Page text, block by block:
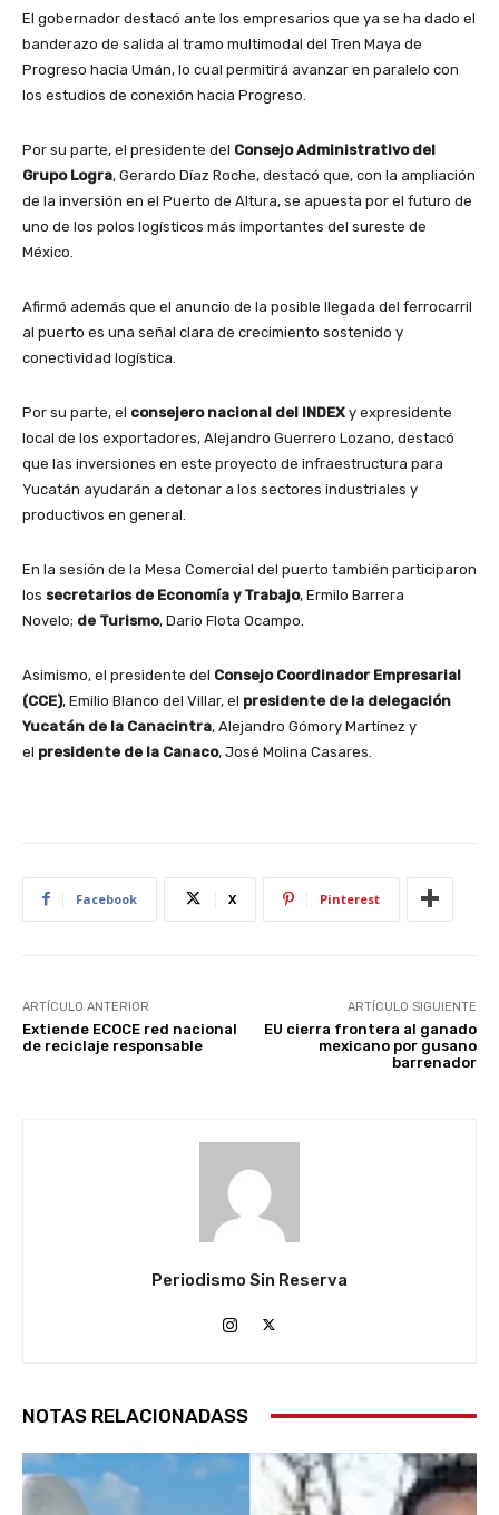
El gobernador destacó ante los empresarios que ya se ha dado el
banderazo de salida al tramo multimodal del Tren Maya de
Progreso hacia Umán, lo cual permitirá avanzar en paralelo con
los estudios de conexión hacia Progreso.
Por su parte, el presidente del Consejo Administrativo del
Grupo Logra, Gerardo Díaz Roche, destacó que, con la ampliación
de la inversión en el Puerto de Altura, se apuesta por el futuro de
uno de los polos logísticos más importantes del sureste de
México.
Afirmó además que el anuncio de la posible llegada del ferrocarril
al puerto es una señal clara de crecimiento sostenido y
conectividad logística.
Por su parte, el consejero nacional del INDEX y expresidente
local de los exportadores, Alejandro Guerrero Lozano, destacó
que las inversiones en este proyecto de infraestructura para
Yucatán ayudarán a detonar a los sectores industriales y
productivos en general.
En la sesión de la Mesa Comercial del puerto también participaron
los secretarios de Economía y Trabajo, Ermilo Barrera
Novelo; de Turismo, Dario Flota Ocampo.
Asimismo, el presidente del Consejo Coordinador Empresarial
(CCE), Emilio Blanco del Villar, el presidente de la delegación
Yucatán de la Canacintra, Alejandro Gómory Martínez y
el presidente de la Canaco, José Molina Casares.
Facebook X Pinterest
ARTÍCULO ANTERIOR
Extiende ECOCE red nacional
de reciclaje responsable
ARTÍCULO SIGUIENTE
EU cierra frontera al ganado
mexicano por gusano
barrenador
Periodismo Sin Reserva
NOTAS RELACIONADASS